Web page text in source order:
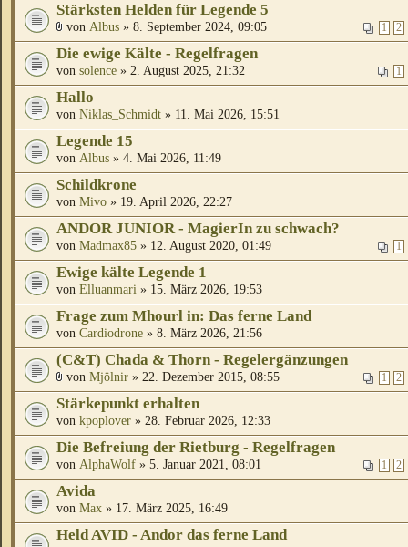
Stärksten Helden für Legende 5
1 2
von Albus » 8. September 2024, 09:05
Die ewige Kälte - Regelfragen
1
von solence » 2. August 2025, 21:32
Hallo
von Niklas_Schmidt » 11. Mai 2026, 15:51
Legende 15
von Albus » 4. Mai 2026, 11:49
Schildkrone
von Mivo » 19. April 2026, 22:27
ANDOR JUNIOR - MagierIn zu schwach?
1
von Madmax85 » 12. August 2020, 01:49
Ewige kälte Legende 1
von Elluanmari » 15. März 2026, 19:53
Frage zum Mhourl in: Das ferne Land
von Cardiodrone » 8. März 2026, 21:56
(C&T) Chada & Thorn - Regelergänzungen
1 2
von Mjölnir » 22. Dezember 2015, 08:55
Stärkepunkt erhalten
von kpoplover » 28. Februar 2026, 12:33
Die Befreiung der Rietburg - Regelfragen
1 2
von AlphaWolf » 5. Januar 2021, 08:01
Avida
von Max » 17. März 2025, 16:49
Held AVID - Andor das ferne Land